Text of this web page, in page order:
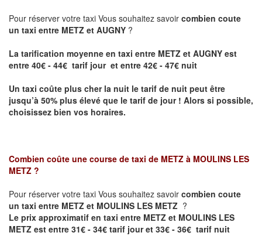
Pour réserver votre taxi Vous souhaitez savoir combien coute
un taxi entre METZ et AUGNY ?
La tarification moyenne en taxi entre METZ et AUGNY est
entre 40€ - 44€ tarif jour et entre 42€ - 47€ nuit
Un taxi coûte plus cher la nuit le tarif de nuit peut être
jusqu’à 50% plus élevé que le tarif de jour ! Alors si possible,
choisissez bien vos horaires.
Combien coûte une course de taxi de METZ à MOULINS LES
METZ ?
Pour réserver votre taxi Vous souhaitez savoir combien coute
un taxi entre METZ et MOULINS LES METZ ?
Le prix approximatif en taxi entre METZ et MOULINS LES
METZ est entre 31€ - 34€ tarif jour et 33€ - 36€ tarif nuit